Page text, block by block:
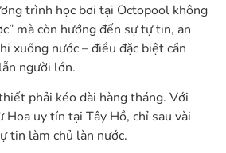
trình học bơi tại Octopool không
mà còn hướng đến sự tự tin, an
xuống nước – điều đặc biệt cần
người lớn.
phải kéo dài hàng tháng. Với
Hoa uy tín tại Tây Hồ, chỉ sau vài
tin làm chủ làn nước.